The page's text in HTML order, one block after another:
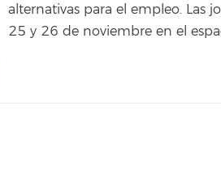
alternativas para el empleo. Las
25 y 26 de noviembre en el